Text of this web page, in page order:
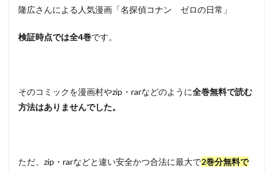
隆広さんによる人気漫画「名探偵コナン ゼロの日常」
検証時点では全4巻です。
そのコミックを漫画村やzip・rarなどのように全巻無料で読む
方法はありませんでした。
ただ、zip・rarなどと違い安全かつ合法に最大で2巻分無料で